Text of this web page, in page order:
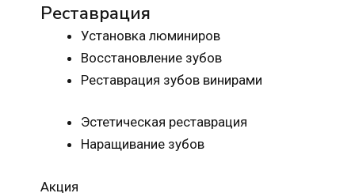
Реставрация
Установка люминиров
Восстановление зубов
Реставрация зубов винирами
Эстетическая реставрация
Наращивание зубов
Акция